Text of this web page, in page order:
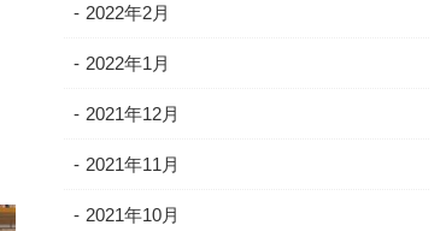
2022年2月
2022年1月
2021年12月
2021年11月
2021年10月